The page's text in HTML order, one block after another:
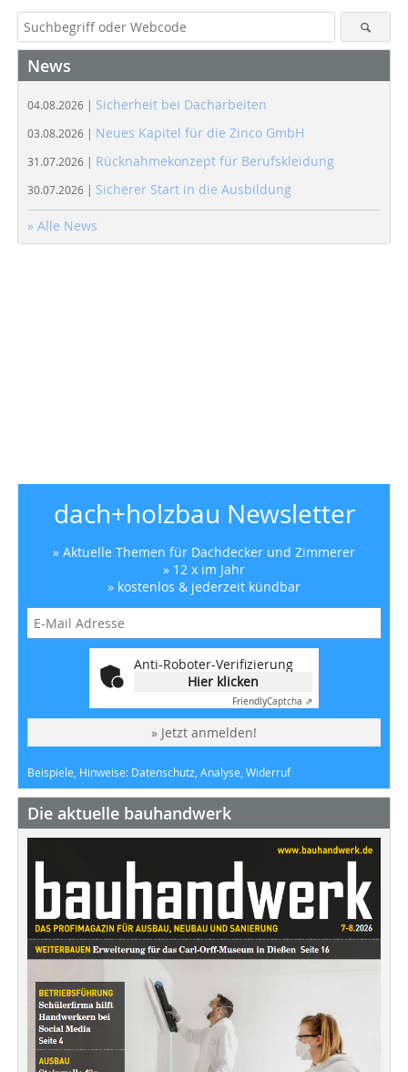
News
04.08.2026 | Sicherheit bei Dacharbeiten
03.08.2026 | Neues Kapitel für die Zinco GmbH
31.07.2026 | Rücknahmekonzept für Berufskleidung
30.07.2026 | Sicherer Start in die Ausbildung
» Alle News
dach+holzbau Newsletter
» Aktuelle Themen für Dachdecker und Zimmerer
» 12 x im Jahr
» kostenlos & jederzeit kündbar
Anti-Roboter-Verifizierung
Hier klicken
FriendlyCaptcha ⇗
» Jetzt anmelden!
Beispiele, Hinweise: Datenschutz, Analyse, Widerruf
Die aktuelle bauhandwerk